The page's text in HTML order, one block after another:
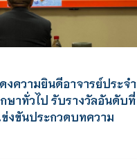
งความยินดีอาจารย์ประจำ
ษาทั่วไป รับรางวัลอันดับที่
งขันประกวดบทความ